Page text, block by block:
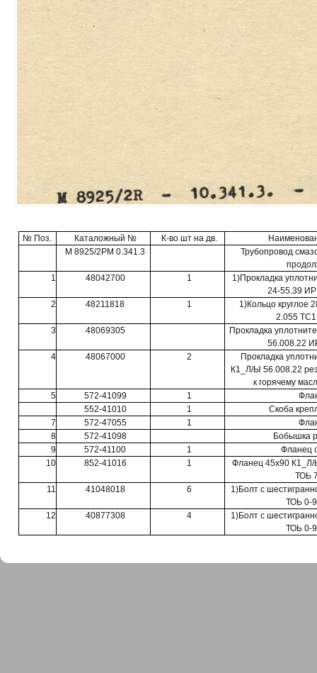
№ Поз. Каталожный № К-во шт на дв.
М 8925/2РМ 0.341.3
Трубопровод
1
48042700 1
1)Прокладка
24-55.39
2
48211818 1
1)Кольцо круглое
2.055
3
48069305
Прокладка
56.008.22
4
48067000 2
Прокладка
К1_Л/Ы 56.008.22
к горячему
5
572-41099 1
552-41010
1
Скоба
7
572-47055 1
8
572-41098
Бобышка
9
572-41100 1
Фланец
10
852-41016 1
Фланец 45x90 К1_Л/
ТОЬ
11
41048018 6
1)Болт с
ТОЬ 0-
12
40877308 4
1)Болт с
ТОЬ 0-